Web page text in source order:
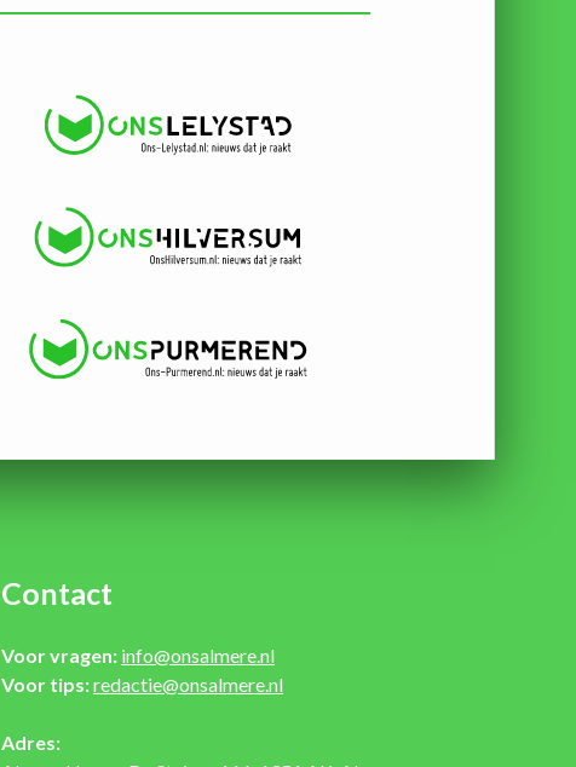
Contact
Voor vragen: info@onsalmere.nl
Voor tips:redactie@onsalmere.nl
Adres: